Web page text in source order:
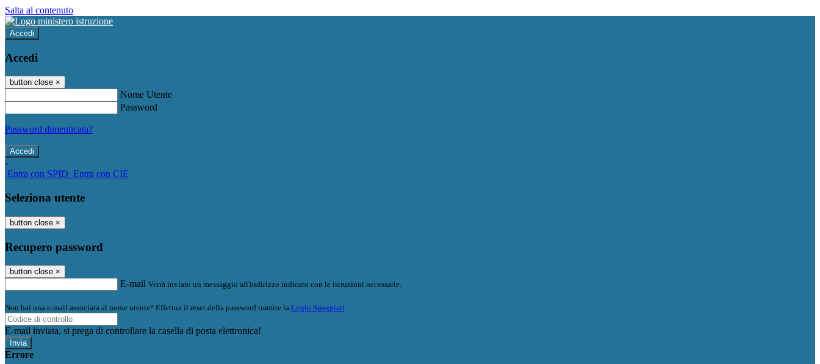
Salta al contenuto
Accedi
Accedi
button close ×
Nome Utente
Password
Password dimenticata?
-
Entra con SPID Entra con CIE
Seleziona utente
button close ×
Recupero password
button close ×
E-mail Verrà inviato un messaggio all'indirizzo indicato con le istruzioni necessarie.
Non hai una e-mail associata al nome utente? Effettua il reset della password tramite la Login Spaggiari
E-mail inviata, si prega di controllare la casella di posta elettronica!
Errore